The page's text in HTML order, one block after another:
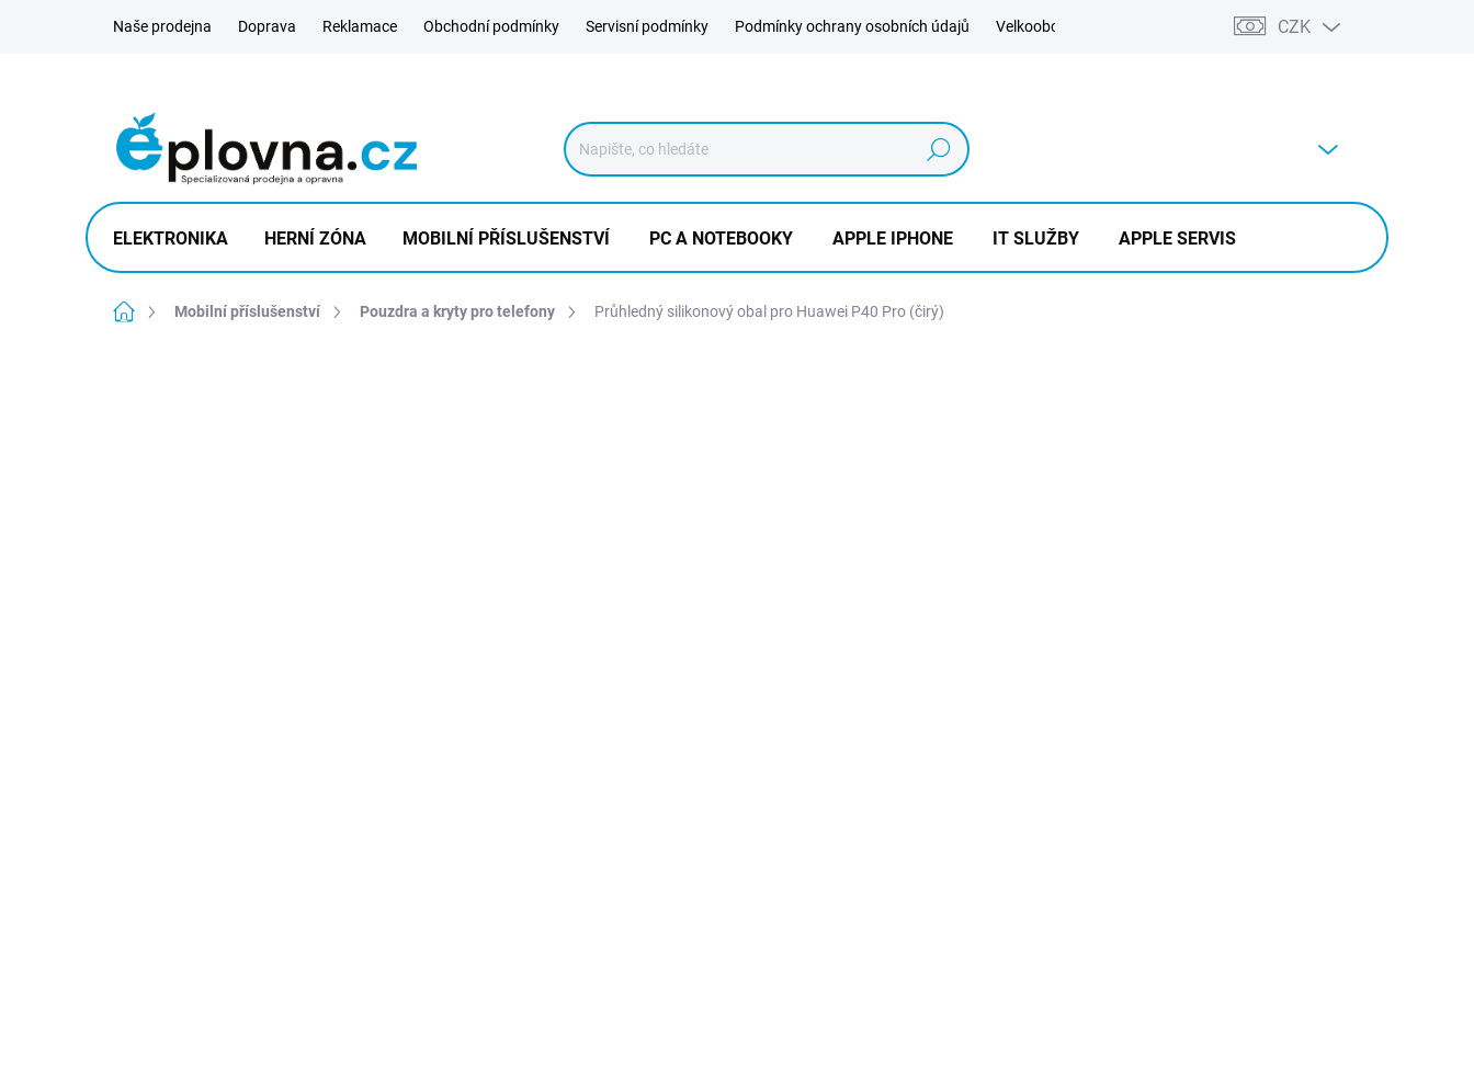
Naše prodejna Doprava Reklamace Obchodní podmínky Servisní podmínky Podmínky ochrany osobních údajů Velkoobchod Výkup CZK
Hledat
ELEKTRONIKA HERNÍ ZÓNA MOBILNÍ PŘÍSLUŠENSTVÍ PC A NOTEBOOKY APPLE IPHONE IT SLUŽBY APPLE SERVIS
Domů Mobilní příslušenství Pouzdra a kryty pro telefony Průhledný silikonový obal pro Huawei P40 Pro (čirý)